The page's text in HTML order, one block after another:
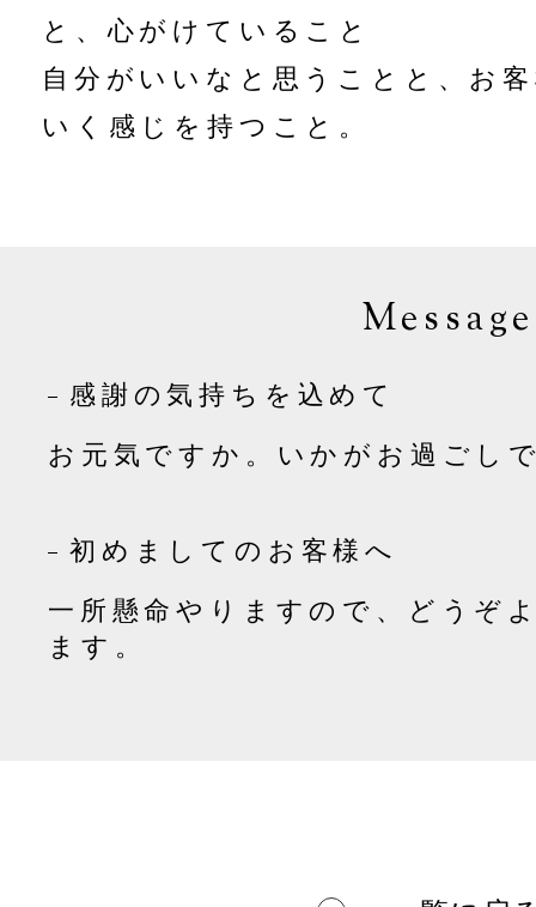
と、心がけていること
自分がいいなと思うことと、お
いく感じを持つこと。
Message
感謝の気持ちを込めて
お元気ですか。いかがお過ごし
初めましてのお客様へ
一所懸命やりますので、どうぞ
ます。